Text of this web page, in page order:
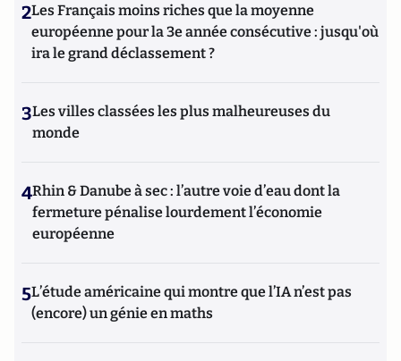
2Les Français moins riches que la moyenne
européenne pour la 3e année consécutive : jusqu'où
ira le grand déclassement ?
3Les villes classées les plus malheureuses du
monde
4Rhin & Danube à sec : l’autre voie d’eau dont la
fermeture pénalise lourdement l’économie
européenne
5L’étude américaine qui montre que l’IA n’est pas
(encore) un génie en maths